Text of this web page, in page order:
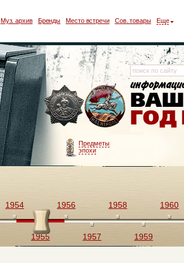
Муз. архив Бренды Место встречи Сов. товары Еще
Предметы
эпохи
1954
1955
1956
1957
1958
1959
1960